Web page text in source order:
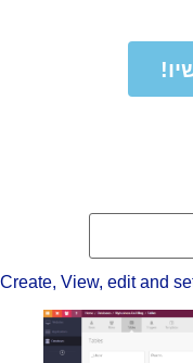
Create, View, edit and